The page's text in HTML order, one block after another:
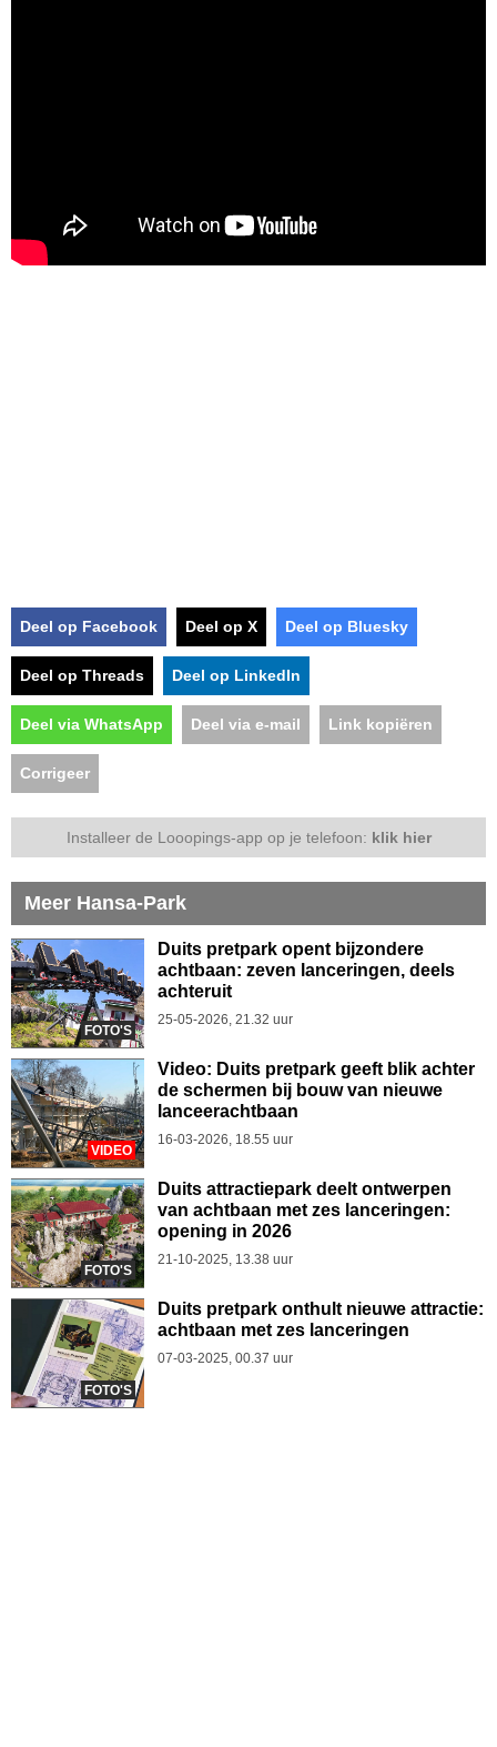
Deel op Facebook Deel op X Deel op Bluesky
Deel op Threads Deel op LinkedIn
Deel via WhatsApp Deel via e-mail Link kopiëren
Corrigeer
Installeer de Looopings-app op je telefoon: klik hier
Meer Hansa-Park
FOTO'S
Duits pretpark opent bijzondere
achtbaan: zeven lanceringen, deels
achteruit
25-05-2026, 21.32 uur
VIDEO
Video: Duits pretpark geeft blik achter
de schermen bij bouw van nieuwe
lanceerachtbaan
16-03-2026, 18.55 uur
FOTO'S
Duits attractiepark deelt ontwerpen
van achtbaan met zes lanceringen:
opening in 2026
21-10-2025, 13.38 uur
FOTO'S
Duits pretpark onthult nieuwe attractie:
achtbaan met zes lanceringen
07-03-2025, 00.37 uur